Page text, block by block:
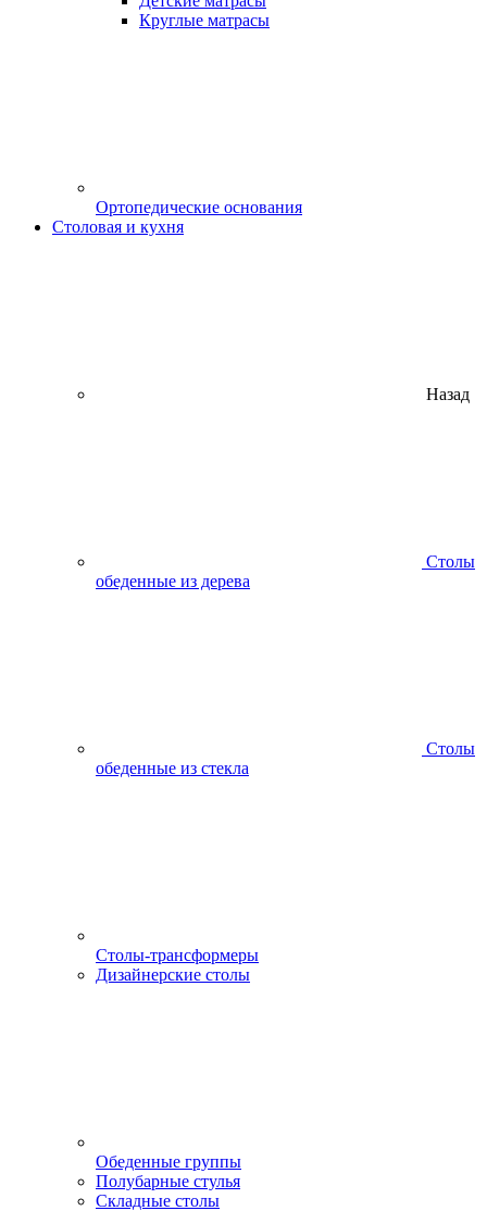
Круглые матрасы
Ортопедические основания
Столовая и кухня
Назад
Столы
обеденные из дерева
Столы
обеденные из стекла
Столы-трансформеры
Дизайнерские столы
Обеденные группы
Полубарные стулья
Складные столы